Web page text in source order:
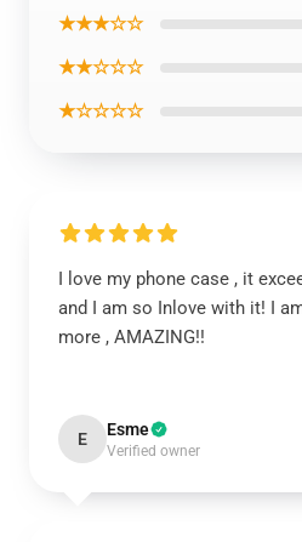
★★★☆☆
★★☆☆☆
★☆☆☆☆
I love my phone case , it
and I am so Inlove with it! I
more , AMAZING!!
E Esme
Verified owner